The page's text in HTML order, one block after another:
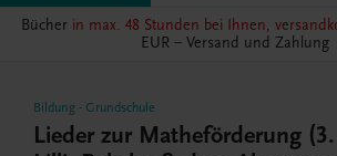
Bücher in max. 48 Stunden bei Ihnen,
EUR – Versand und Zahlung
Bildung - Grundschule
Lieder zur Matheförderung